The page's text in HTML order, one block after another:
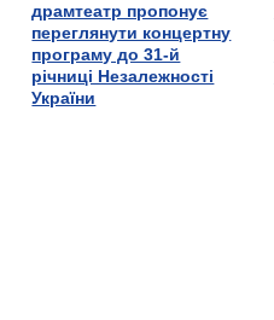
драмтеатр пропонує
переглянути концертну
програму до 31-й
річниці Незалежності
України